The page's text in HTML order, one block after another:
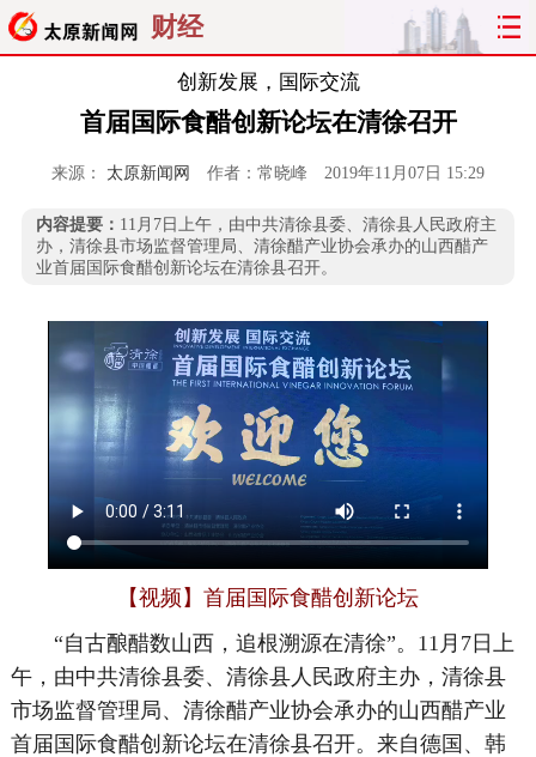
财经
创新发展，国际交流
首届国际食醋创新论坛在清徐召开
来源： 太原新闻网 作者：常晓峰 2019年11月07日 15:29
内容提要： 11月7日上午，由中共清徐县委、清徐县人民政府主
办，清徐县市场监督管理局、清徐醋产业协会承办的山西醋产
业首届国际食醋创新论坛在清徐县召开。
【视频】首届国际食醋创新论坛
“自古酿醋数山西，追根溯源在清徐”。11月7日上
午，由中共清徐县委、清徐县人民政府主办，清徐县
市场监督管理局、清徐醋产业协会承办的山西醋产业
首届国际食醋创新论坛在清徐县召开。来自德国、韩